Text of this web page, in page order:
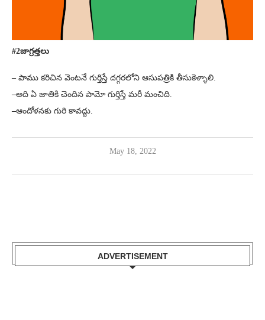
#2జాగ్రత్తలు
– పాము కరిచిన వెంటనే గుర్తిస్తే దగ్గరలోని ఆసుపత్రికి తీసుకెళ్ళాలి.
–అది ఏ జాతికి చెందిన పామో గుర్తిస్తే మరీ మంచిది.
–ఆందోళనకు గురి కావద్దు.
May 18, 2022
ADVERTISEMENT